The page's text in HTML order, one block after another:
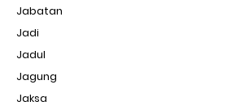
Jabatan
Jadi
Jadul
Jagung
Jaksa